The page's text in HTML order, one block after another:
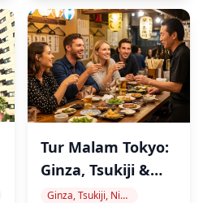
Tur Malam Tokyo:
Ginza, Tsukiji &
NihonbashiGinza, Tsukiji, Nihonbashi